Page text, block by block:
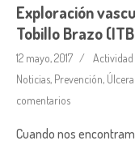
Exploración
Tobillo Brazo
12 mayo, 2017
Noticias, Prevención,
comentarios
Cuando nos